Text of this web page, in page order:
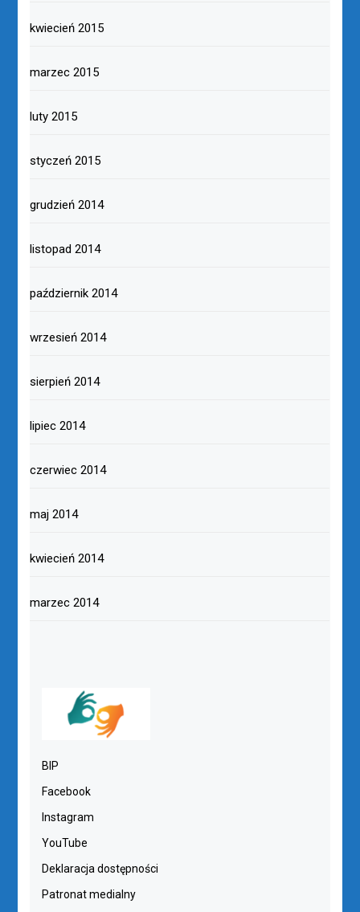
kwiecień 2015
marzec 2015
luty 2015
styczeń 2015
grudzień 2014
listopad 2014
październik 2014
wrzesień 2014
sierpień 2014
lipiec 2014
czerwiec 2014
maj 2014
kwiecień 2014
marzec 2014
BIP
Facebook
Instagram
YouTube
Deklaracja dostępności
Patronat medialny